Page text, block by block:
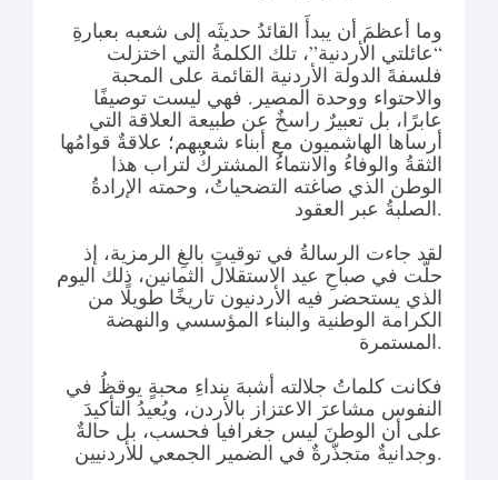
وما أعظمَ أن يبدأَ القائدُ حديثَه إلى شعبه بعبارةِ
“عائلتي الأردنية”، تلك الكلمةُ التي اختزلت
فلسفةَ الدولة الأردنية القائمة على المحبة
والاحتواء ووحدة المصير. فهي ليست توصيفًا
عابرًا، بل تعبيرٌ راسخٌ عن طبيعة العلاقة التي
أرساها الهاشميون مع أبناء شعبهم؛ علاقةٌ قوامُها
الثقةُ والوفاءُ والانتماءُ المشتركُ لتراب هذا
الوطن الذي صاغته التضحياتُ، وحمته الإرادةُ
الصلبةُ عبر العقود.
لقد جاءت الرسالةُ في توقيتٍ بالغِ الرمزية، إذ
حلّت في صباحِ عيد الاستقلال الثمانين، ذلك اليوم
الذي يستحضر فيه الأردنيون تاريخًا طويلًا من
الكرامة الوطنية والبناء المؤسسي والنهضة
المستمرة.
النفوس مشاعرَ الاعتزاز بالأردن، ويُعيدُ التأكيدَ
على أن الوطنَ ليس جغرافيا فحسب، بل حالةٌ
وجدانيةٌ متجذّرةٌ في الضمير الجمعي للأردنيين.